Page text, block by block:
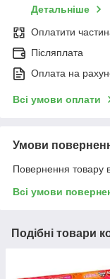
Детальніше
Оплатити
Післяплата
Оплата на
Всі умови оплати
Умови
Повернення товару
Всі умови
Подібні товари